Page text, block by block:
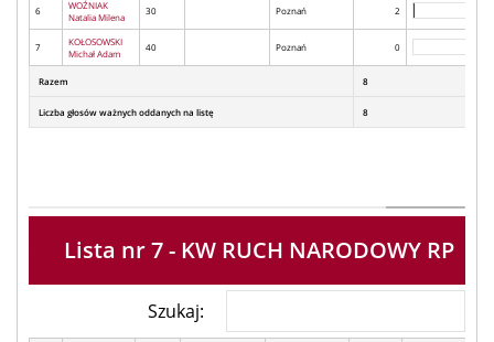
6
WOŹNIAK
Natalia Milena
30 Poznań 2
7
KOŁOSOWSKI
Michał Adam
40 Poznań 0
Razem 8
Liczba głosów ważnych oddanych na listę 8
Lista nr 7 - KW RUCH NARODOWY RP
Szukaj: